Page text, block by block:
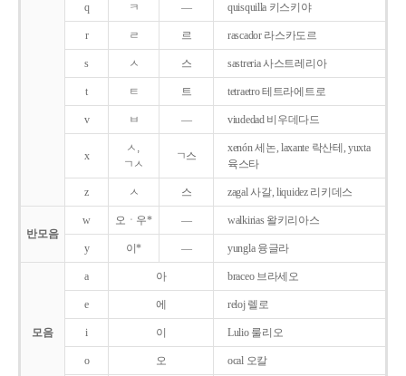
q ㅋ ― quisquilla 키스키야
r ㄹ 르 rascador 라스카도르
s ㅅ 스 sastreria 사스트레리아
t ㅌ 트 tetraetro 테트라에트로
v ㅂ ― viudedad 비우데다드
x
ㅅ,
ㄱㅅ
ㄱ스
xenón 세논, laxante 락산테, yuxta
육스타
z ㅅ 스 zagal 사갈, liquidez 리키데스
반모음
w 오ㆍ우* ― walkirias 왈키리아스
y 이* ― yungla 융글라
모음
a 아 braceo 브라세오
e 에 reloj 렐로
i 이 Lulio 룰리오
o 오 ocal 오칼